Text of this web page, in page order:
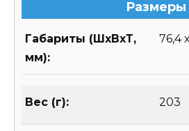
Размеры
Габариты (ШхВхТ,
мм):
76,4
Вес (г): 203